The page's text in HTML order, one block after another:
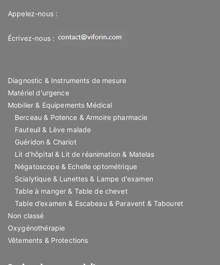
Appelez-nous :
Écrivez-nous :
Diagnostic & Instruments de mesure
Matériel d'urgence
Mobilier & Equipements Médical
Berceau & Potence & Armoire pharmacie
Fauteuil & Lève malade
Guéridon & Chariot
Lit d’hôpital & Lit de réanimation & Matelas
Négatoscope & Echelle optométrique
Scialytique & Lunettes & Lampe d'examen
Table à manger & Table de chevet
Table d’examen & Escabeau & Paravent & Tabouret
Non classé
Oxygénothérapie
Vêtements & Protections